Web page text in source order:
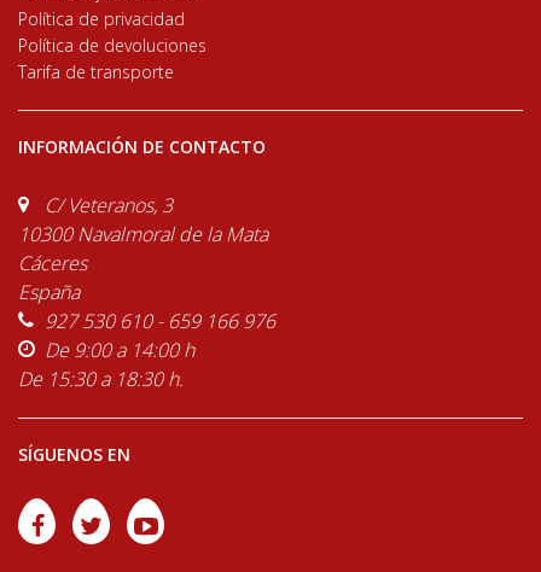
Política de privacidad
Política de devoluciones
Tarifa de transporte
INFORMACIÓN DE CONTACTO
C/ Veteranos, 3
10300 Navalmoral de la Mata
Cáceres
España
927 530 610 - 659 166 976
De 9:00 a 14:00 h
De 15:30 a 18:30 h.
SÍGUENOS EN